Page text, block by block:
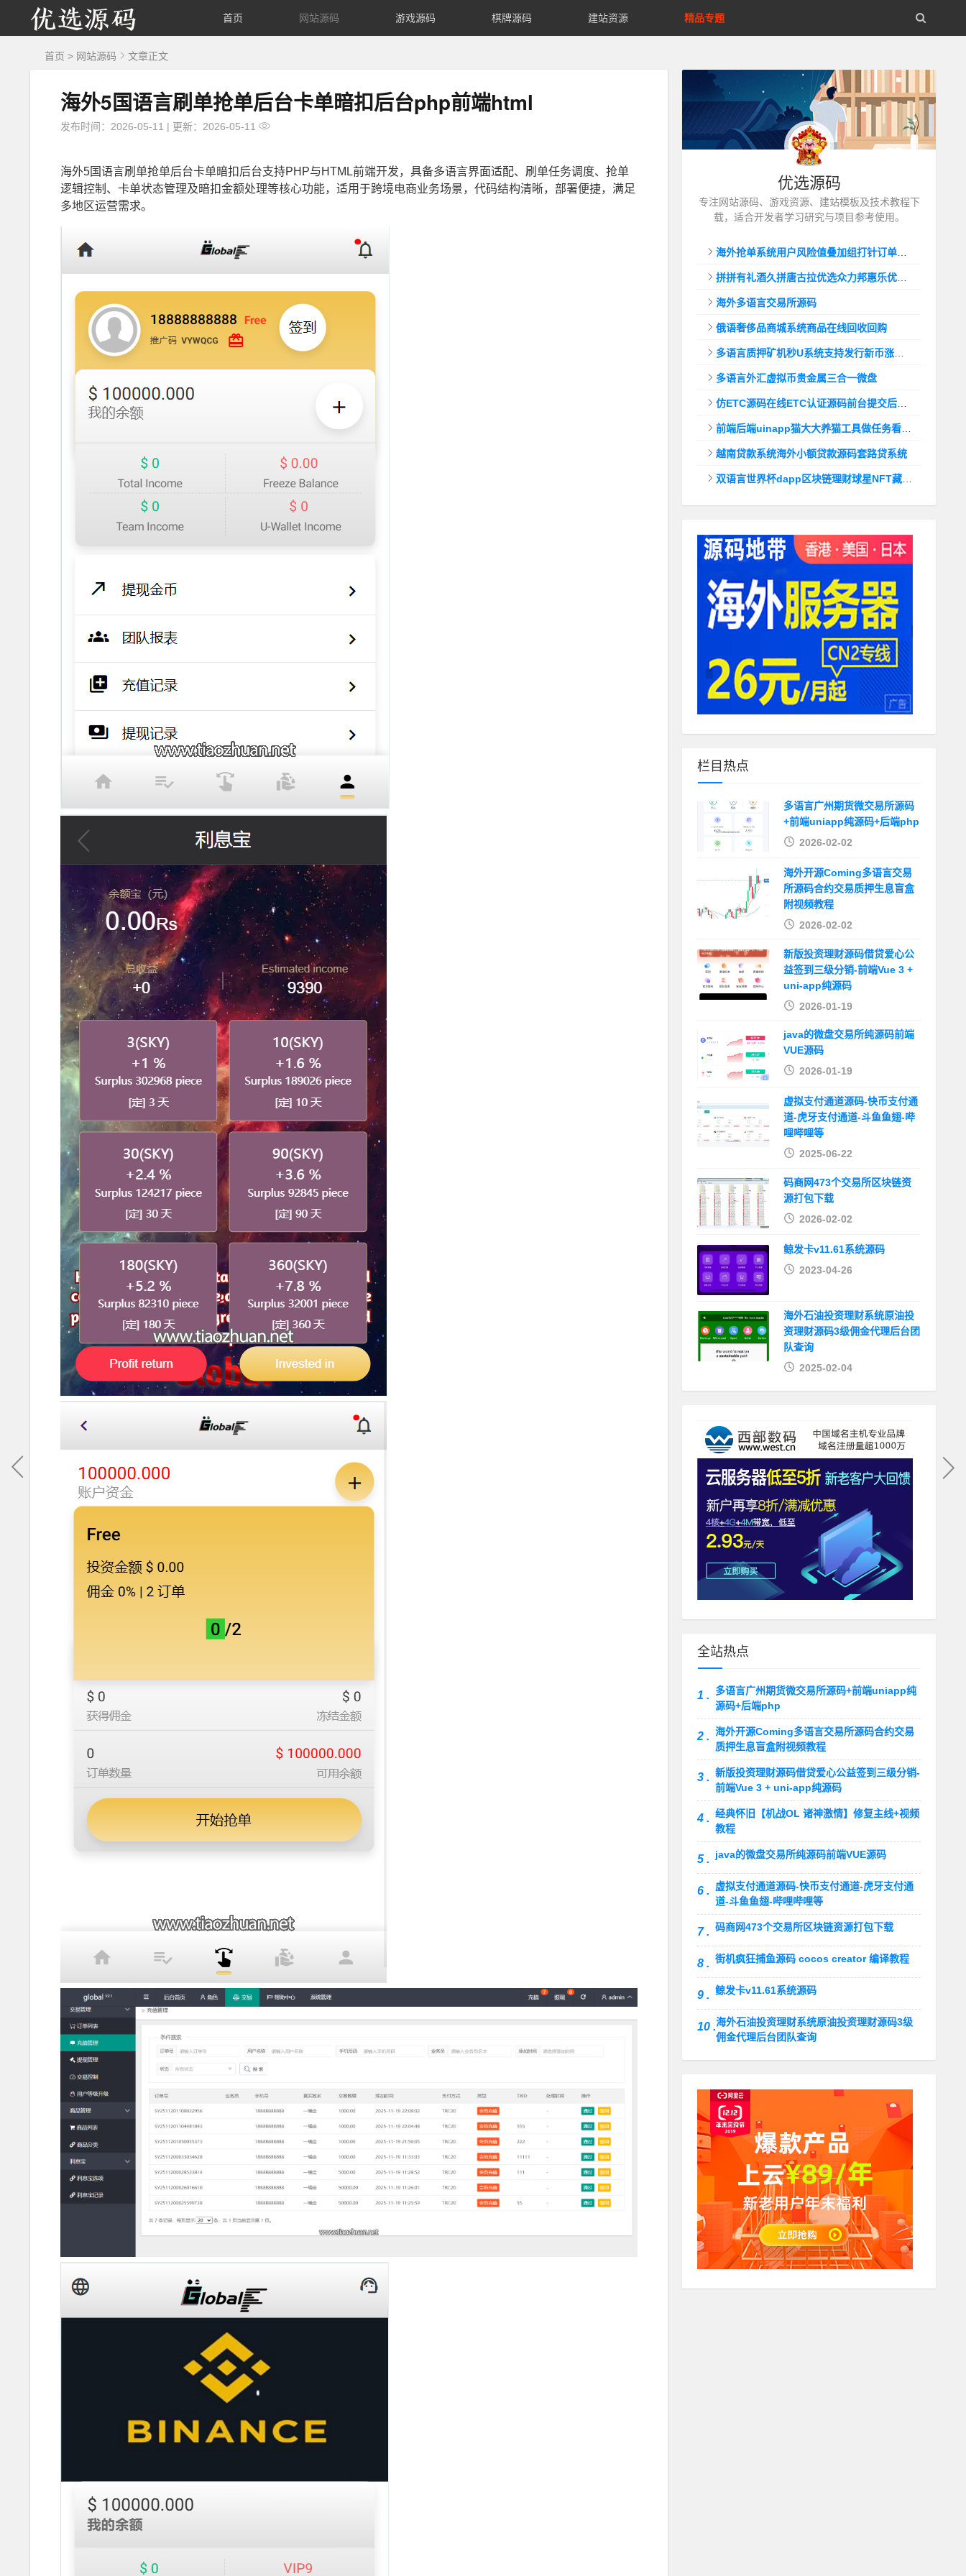
优 首页 网站源码 游戏源码 棋牌源码 建站资源 精品专题
首页 > 网站源码 文章正文
海外5国语言刷单抢单后台卡单暗扣后台php前端html
发布时间：2026-05-11 | 更新：2026-05-11
海外5国语言刷单抢单后台卡单暗扣后台支持PHP与HTML前端开发，具备多语言界面适配、刷单任务调度、抢单
逻辑控制、卡单状态管理及暗扣金额处理等核心功能，适用于跨境电商业务场景，代码结构清晰，部署便捷，满足
多地区运营需求。
优选源码
专注网站源码、游戏资源、建站模板及技术教程下
载，适合开发者学习研究与项目参考使用。
海外抢单系统用户风险值叠加组打针订单自动匹配系统
拼拼有礼酒久拼唐古拉优选众力邦惠乐优选养猪拼购拼团返利系统
海外多语言交易所源码
俄语奢侈品商城系统商品在线回收回购
多语言质押矿机秒U系统支持发行新币涨幅调控+代理后台
多语言外汇虚拟币贵金属三合一微盘
仿ETC源码在线ETC认证源码前台提交后台查询
前端后端uinapp猫大大养猫工具做任务看广告邀好友即可获得收益猫力合成游戏
越南贷款系统海外小额贷款源码套路贷系统
双语言世界杯dapp区块链理财球星NFT藏品投资带uinapp源码
栏目热点
多语言广州期货微交易所源码
+前端uniapp纯源码+后端php
2026-02-02
海外开源Coming多语言交易
所源码合约交易质押生息盲盒
附视频教程
2026-02-02
新版投资理财源码借贷爱心公
益签到三级分销-前端Vue 3 +
uni-app纯源码
2026-01-19
java的微盘交易所纯源码前端
VUE源码
2026-01-19
虚拟支付通道源码-快币支付通
道-虎牙支付通道-斗鱼鱼翅-哔
哩哔哩等
2025-06-22
码商网473个交易所区块链资
源打包下载
2026-02-02
鲸发卡v11.61系统源码
2023-04-26
海外石油投资理财系统原油投
资理财源码3级佣金代理后台团
队查询
2025-02-04
全站热点
1 .
多语言广州期货微交易所源码+前端uniapp纯
源码+后端php
2 . 海外开源Coming多语言交易所源码合约交易
质押生息盲盒附视频教程
3 . 新版投资理财源码借贷爱心公益签到三级分销-
前端Vue 3 + uni-app纯源码
4 . 经典怀旧【机战OL 诸神激情】修复主线+视频
教程
5 . java的微盘交易所纯源码前端VUE源码
6 .
虚拟支付通道源码-快币支付通道-虎牙支付通
道-斗鱼鱼翅-哔哩哔哩等
7 . 码商网473个交易所区块链资源打包下载
8 . 街机疯狂捕鱼源码 cocos creator 编译教程
9 . 鲸发卡v11.61系统源码
10 .海外石油投资理财系统原油投资理财源码3级
佣金代理后台团队查询